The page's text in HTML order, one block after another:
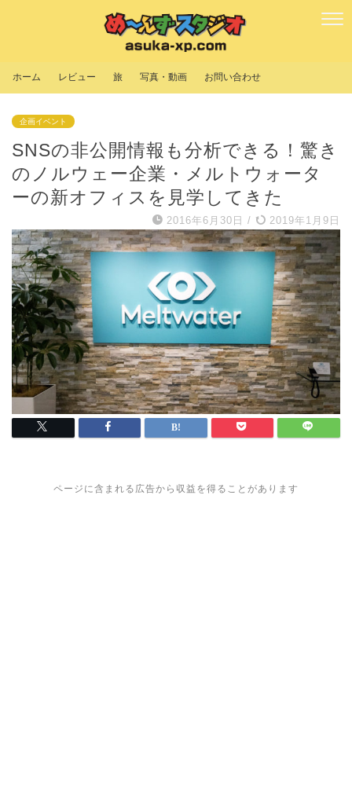
ホーム レビュー 旅 写真・動画 お問い合わせ
企画イベント
SNSの非公開情報も分析できる！驚き
のノルウェー企業・メルトウォータ
ーの新オフィスを見学してきた
2016年6月30日 / 2019年1月9日
ページに含まれる広告から収益を得ることがあります